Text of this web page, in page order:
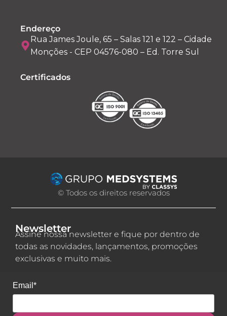
Endereço
Rua James Joule, 65 – Salas 121 e 122 – Cidade
Monções - CEP 04576-080 – Ed. Torre Sul
Certificados
© Todos os direitos reservados
Newsletter
Assine nossa newsletter e fique por dentro de
todas as novidades, lançamentos, promoções
exclusivas e muito mais.
Email*